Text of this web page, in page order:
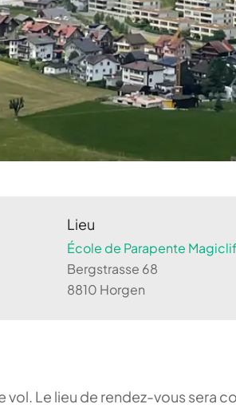
Lieu
École de Parapente
Bergstrasse 68
8810 Horgen
Le lieu de rendez-vous sera